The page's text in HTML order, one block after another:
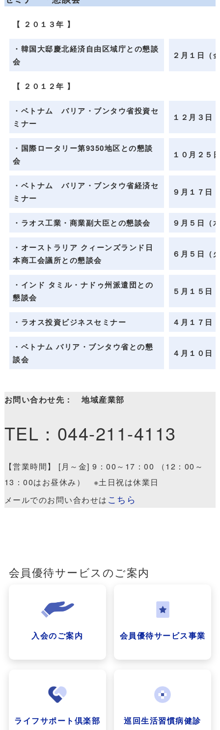
【 ２０１３年 】
・韓国大邸慶北経済自由区域庁との懇談
会
２月１日（
【 ２０１２年 】
・ベトナム バリア・ブンタウ省投資セ
ミナー
１２月３日
・国際ロータリー第9350地区との懇談
会
１０月２５
・ベトナム バリア・ブンタウ省経済セ
ミナー
９月１７日
・ラオス工業・商業副大臣との懇談会 ９月５日（
・オーストラリア クィーンズランド日
本商工会議所との懇談会
６月５日（
・インド タミル・ナドゥ州派遣団との
懇談会
５月１５日
・ラオス投資ビジネスセミナー ４月１７日
・ベトナム バリア・ブンタウ省との懇
談会
４月１０日
お問い合わせ先： 地域産業部
TEL：044-211-4113
【営業時間】 [月～金] 9：00～17：00 （12：00～
13：00はお昼休み） ※土日祝は休業日
メールでのお問い合わせは こちら
会員優待サービスのご案内
入会のご案内 会員優待サービス事業
ライフサポート倶楽部 巡回生活習慣病健診